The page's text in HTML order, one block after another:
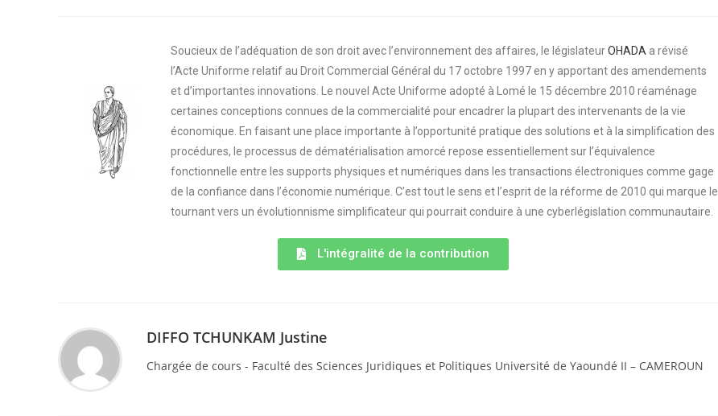
Soucieux de l’adéquation de son droit avec l’environnement des affaires, le législateurOHADA a révisé
l’Acte Uniforme relatif au Droit Commercial Général du 17 octobre 1997 en y apportant des amendements
et d’importantes innovations. Le nouvel Acte Uniforme adopté à Lomé le 15 décembre 2010 réaménage
certaines conceptions connues de la commercialité pour encadrer la plupart des intervenants de la vie
économique. En faisant une place importante à l’opportunité pratique des solutions et à la simplification des
procédures, le processus de dématérialisation amorcé repose essentiellement sur l’équivalence
fonctionnelle entre les supports physiques et numériques dans les transactions électroniques comme gage
de la confiance dans l’économie numérique. C’est tout le sens et l’esprit de la réforme de 2010 qui marque le
tournant vers un évolutionnisme simplificateur qui pourrait conduire à une cyberlégislation communautaire.
L'intégralité de la contribution
DIFFO TCHUNKAM Justine
Chargée de cours - Faculté des Sciences Juridiques et Politiques Université de Yaoundé II – CAMEROUN